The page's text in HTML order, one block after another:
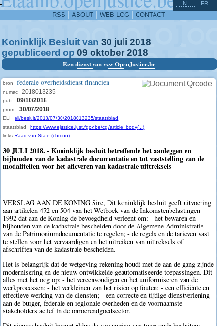
-
RSS ABOUT WEB LOG CONTACT
NL FR
Koninklijk Besluit van 30 juli 2018
gepubliceerd op 09 oktober 2018
Een dienst van vzw OpenJustice.be
bron federale overheidsdienst financien
numac 2018013235
pub. 09/10/2018
prom. 30/07/2018
ELI
eli/besluit/2018/07/30/2018013235/staatsblad
staatsblad
https://www.ejustice.just.fgov.be/cgi/article_body(...)
links Raad van State (chrono)
30 JULI 2018. - Koninklijk besluit betreffende het aanleggen en
bijhouden van de kadastrale documentatie en tot vaststelling van de
modaliteiten voor het afleveren van kadastrale uittreksels
VERSLAG AAN DE KONING Sire, Dit koninklijk besluit geeft uitvoering
aan artikelen 472 en 504 van het Wetboek van de Inkomstenbelastingen
1992 dat aan de Koning de bevoegdheid verleent om: - het bewaren en
bijhouden van de kadastrale bescheiden door de Algemene Administratie
van de Patrimoniumdocumentatie te regelen; - de regels en de tarieven vast
te stellen voor het vervaardigen en het uitreiken van uittreksels of
afschriften van de kadastrale bescheiden.
Het is belangrijk dat de wetgeving rekening houdt met de aan de gang zijnde
modernisering en de nieuw ontwikkelde geautomatiseerde toepassingen. Dit
alles met het oog op: - het vereenvoudigen en het uniformiseren van de
werkprocessen; - het verkleinen van het risico op fouten; - een efficiënte en
effectieve werking van de diensten; - een correcte en tijdige dienstverlening
aan de burger, federale en regionale overheden en de voornaamste
stakeholders actief in de onroerendgoedsector.
^